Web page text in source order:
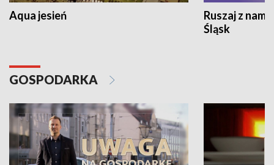
Aqua jesień
Ruszaj z
Śląsk
GOSPODARKA